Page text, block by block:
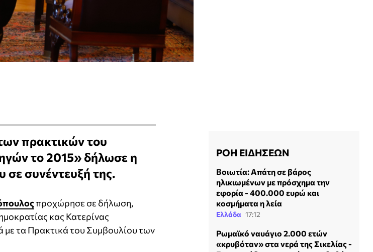
πρακτικών του
το 2015» δήλωσε η
σε συνέντευξή της.
προχώρησε σε δήλωση,
κας Κατερίνας
τα Πρακτικά του Συμβουλίου των
ΡΟΗ ΕΙΔΗΣΕΩΝ
Βοιωτία: Απάτη σε βάρος
ηλικιωμένων με πρόσχημα την
εφορία - 400.000 ευρώ και
κοσμήματα η λεία
Ελλάδα 17:12
Ρωμαϊκό ναυάγιο 2.000 ετών
«κρυβόταν» στα νερά της Σικελίας -